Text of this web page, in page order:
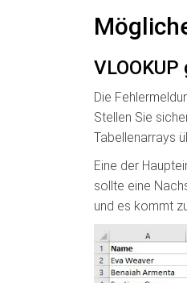
Die
Stellen Sie
Tabellenarrays
Eine der
sollte eine
und es kommt